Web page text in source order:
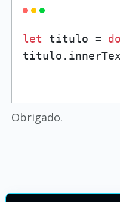
let titulo =
titulo.
Obrigado.